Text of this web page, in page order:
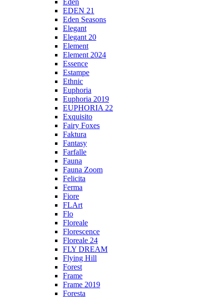
Eden
EDEN 21
Eden Seasons
Elegant
Elegant 20
Element
Element 2024
Essence
Estampe
Ethnic
Euphoria
Euphoria 2019
EUPHORIA 22
Exquisito
Fairy Foxes
Faktura
Fantasy
Farfalle
Fauna
Fauna Zoom
Felicita
Ferma
Fiore
FLArt
Flo
Floreale
Florescence
Floreale 24
FLY DREAM
Flying Hill
Forest
Frame
Frame 2019
Foresta